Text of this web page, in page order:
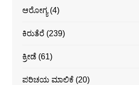
ಆರೋಗ್ಯ(4)
ಕಿರುತೆರೆ(239)
ಕ್ರೀಡೆ(61)
ಪರಿಚಯ ಮಾಲಿಕೆ(20)